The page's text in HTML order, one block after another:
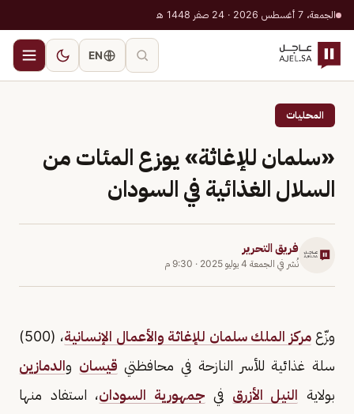
الجمعة، 7 أغسطس 2026 · 24 صفر 1448 هـ
EN
المحليات
«سلمان للإغاثة» يوزع المئات من
السلال الغذائية في السودان
فريق التحرير
نُشر في الجمعة 4 يوليو 2025 · 9:30 م
وزّعمركز الملك سلمان للإغاثة والأعمال الإنسانية
، (500)
سلة غذائية للأسر النازحة في محافظتي قيسان والدمازين
بولاية النيل الأزرق في جمهورية السودان، استفاد منها